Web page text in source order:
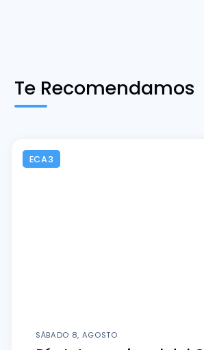
Te Recomendamos
ECA3
SÁBADO 8, AGOSTO